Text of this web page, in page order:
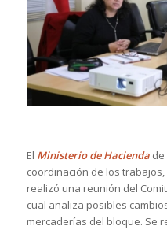
El Ministerio de Haciendade
coordinación de los
realizó una reunión del
cual analiza posibles
mercaderías del bloque. Se